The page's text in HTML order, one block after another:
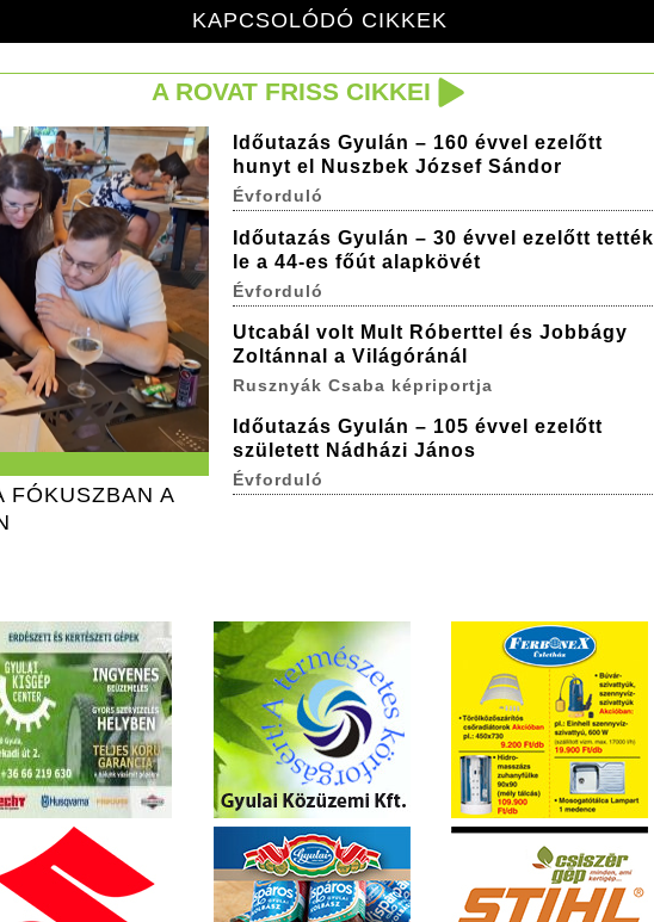
KAPCSOLÓDÓ CIKKEK
A ROVAT FRISS CIKKEI
FÓKUSZBAN A
Időutazás Gyulán – 160 évvel ezelőtt
hunyt el Nuszbek József Sándor
Évforduló
Időutazás Gyulán – 30 évvel ezelőtt tették
le a 44-es főút alapkövét
Évforduló
Utcabál volt Mult Róberttel és Jobbágy
Zoltánnal a Világóránál
Rusznyák Csaba képriportja
Időutazás Gyulán – 105 évvel ezelőtt
született Nádházi János
Évforduló